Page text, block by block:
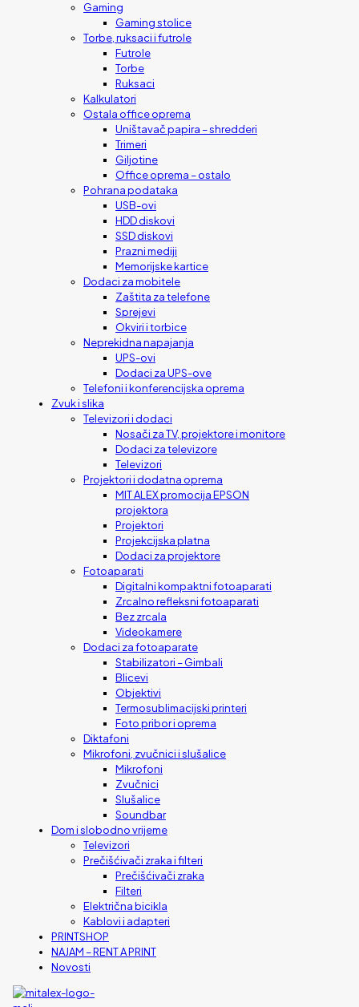
Gaming
Gaming stolice
Torbe, ruksaci i futrole
Futrole
Torbe
Ruksaci
Kalkulatori
Ostala office oprema
Uništavač papira – shredderi
Trimeri
Giljotine
Office oprema – ostalo
Pohrana podataka
USB-ovi
HDD diskovi
SSD diskovi
Prazni mediji
Memorijske kartice
Dodaci za mobitele
Zaštita za telefone
Sprejevi
Okviri i torbice
Neprekidna napajanja
UPS-ovi
Dodaci za UPS-ove
Telefoni i konferencijska oprema
Zvuk i slika
Televizori i dodaci
Nosači za TV, projektore i monitore
Dodaci za televizore
Televizori
Projektori i dodatna oprema
MIT ALEX promocija EPSON
projektora
Projektori
Projekcijska platna
Dodaci za projektore
Fotoaparati
Digitalni kompaktni fotoaparati
Zrcalno refleksni fotoaparati
Bez zrcala
Videokamere
Dodaci za fotoaparate
Stabilizatori – Gimbali
Blicevi
Objektivi
Termosublimacijski printeri
Foto pribor i oprema
Diktafoni
Mikrofoni, zvučnici i slušalice
Mikrofoni
Zvučnici
Slušalice
Soundbar
Dom i slobodno vrijeme
Televizori
Prečišćivači zraka i filteri
Prečišćivači zraka
Filteri
Električna bicikla
Kablovi i adapteri
PRINTSHOP
NAJAM – RENT A PRINT
Novosti